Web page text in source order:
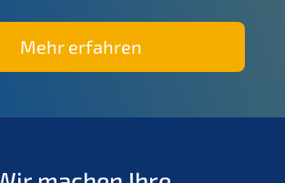
Mehr erfah­ren